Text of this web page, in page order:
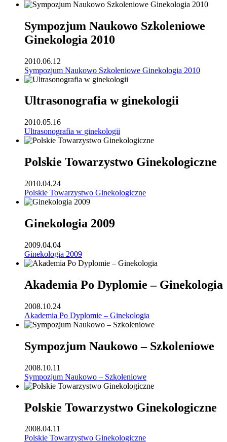
Sympozjum Naukowo Szkoleniowe
Ginekologia 2010
2010.06.12
Sympozjum Naukowo Szkoleniowe Ginekologia 2010
Ultrasonografia w ginekologii
2010.05.16
Ultrasonografia w ginekologii
Polskie Towarzystwo Ginekologiczne
2010.04.24
Polskie Towarzystwo Ginekologiczne
Ginekologia 2009
2009.04.04
Ginekologia 2009
Akademia Po Dyplomie – Ginekologia
2008.10.24
Akademia Po Dyplomie – Ginekologia
Sympozjum Naukowo – Szkoleniowe
2008.10.11
Sympozjum Naukowo – Szkoleniowe
Polskie Towarzystwo Ginekologiczne
2008.04.11
Polskie Towarzystwo Ginekologiczne